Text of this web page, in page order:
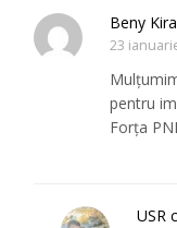
Beny Kira
23
pentru
Forța
USR